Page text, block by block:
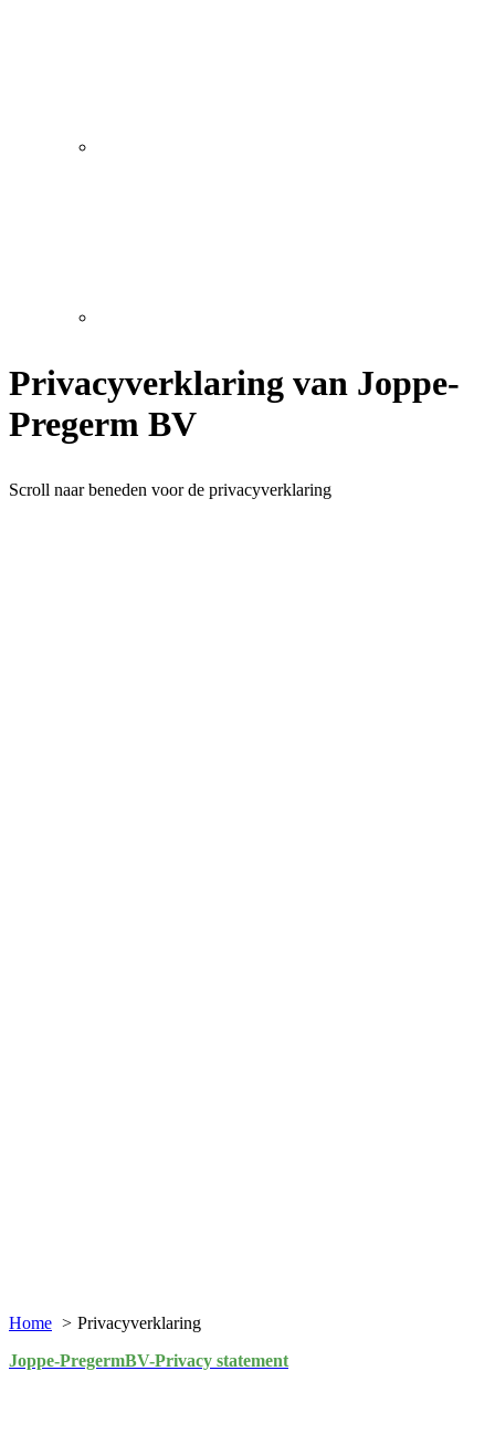
Privacyverklaring van Joppe-
Pregerm BV
Scroll naar beneden voor de privacyverklaring
Home
Privacyverklaring
Joppe-PregermBV-Privacy statement